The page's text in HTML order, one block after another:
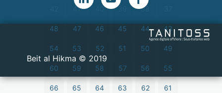
38
39
40
41
43
44
45
46
47
48
49
50
51
52
53
54
55
56
57
58
59
60
61
62
63
64
65
66
2019 © Beit al Hikma